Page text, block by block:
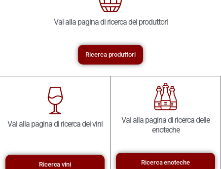
Vai alla pagina di ricerca dei produttori
Ricerca produttori
Vai alla pagina di ricerca dei vini
Ricerca vini
Vai alla pagina di ricerca delle
enoteche
Ricerca enoteche